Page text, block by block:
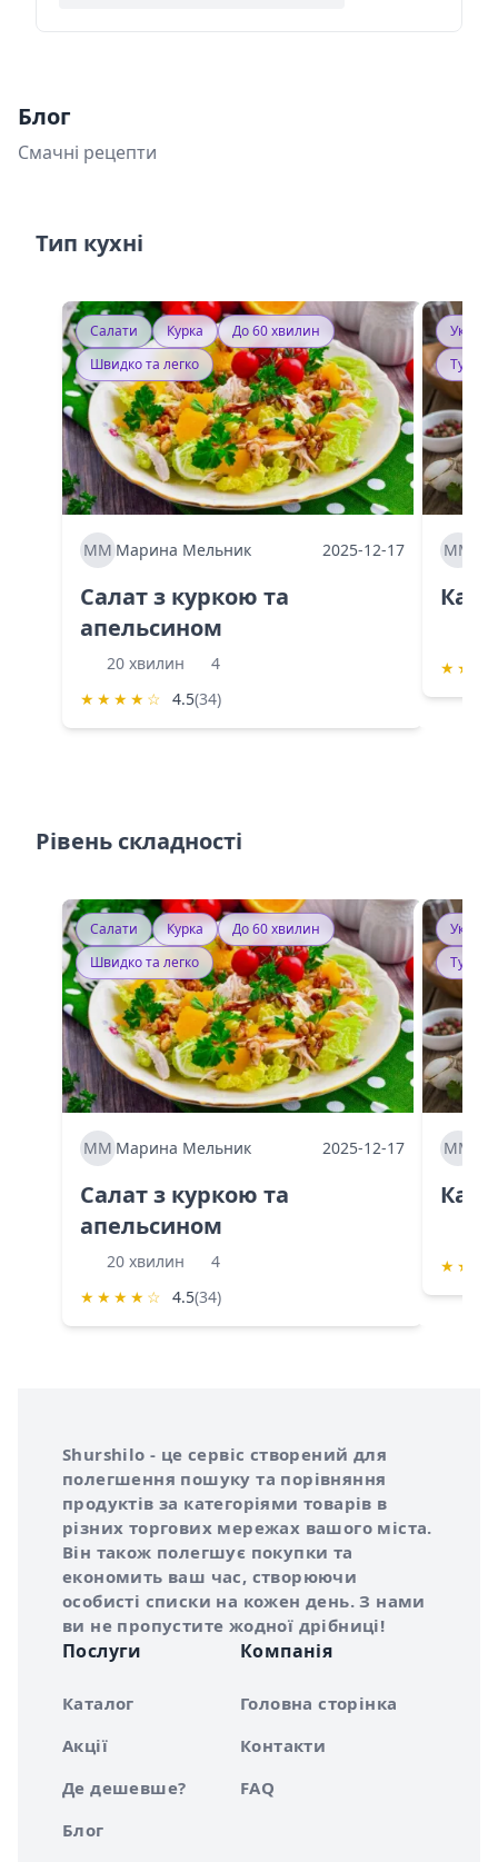
Блог
Смачні рецепти
Тип кухні
Салати Курка
До 60 хвилин
Швидко та легко
ММ Марина Мельник 2025-12-17
Салат з куркою та
апельсином
20 хвилин
4
★ ★ ★ ★ ☆ 4.5(34)
ММ
★ ★
Рівень складності
Салати Курка
До 60 хвилин
Швидко та легко
ММ Марина Мельник 2025-12-17
Салат з куркою та
апельсином
20 хвилин
4
★ ★ ★ ★ ☆ 4.5(34)
ММ
★ ★
Про сервіс Shurshilo
Shurshilo - це сервіс створений для
полегшення пошуку та порівняння
продуктів за категоріями товарів в
різних торгових мережах вашого міста.
Він також полегшує покупки та
економить ваш час, створюючи
особисті списки на кожен день. З нами
ви не пропустите жодної дрібниці!
Послуги
Каталог
Акції
Де дешевше?
Блог
Компанія
Головна сторінка
Контакти
FAQ